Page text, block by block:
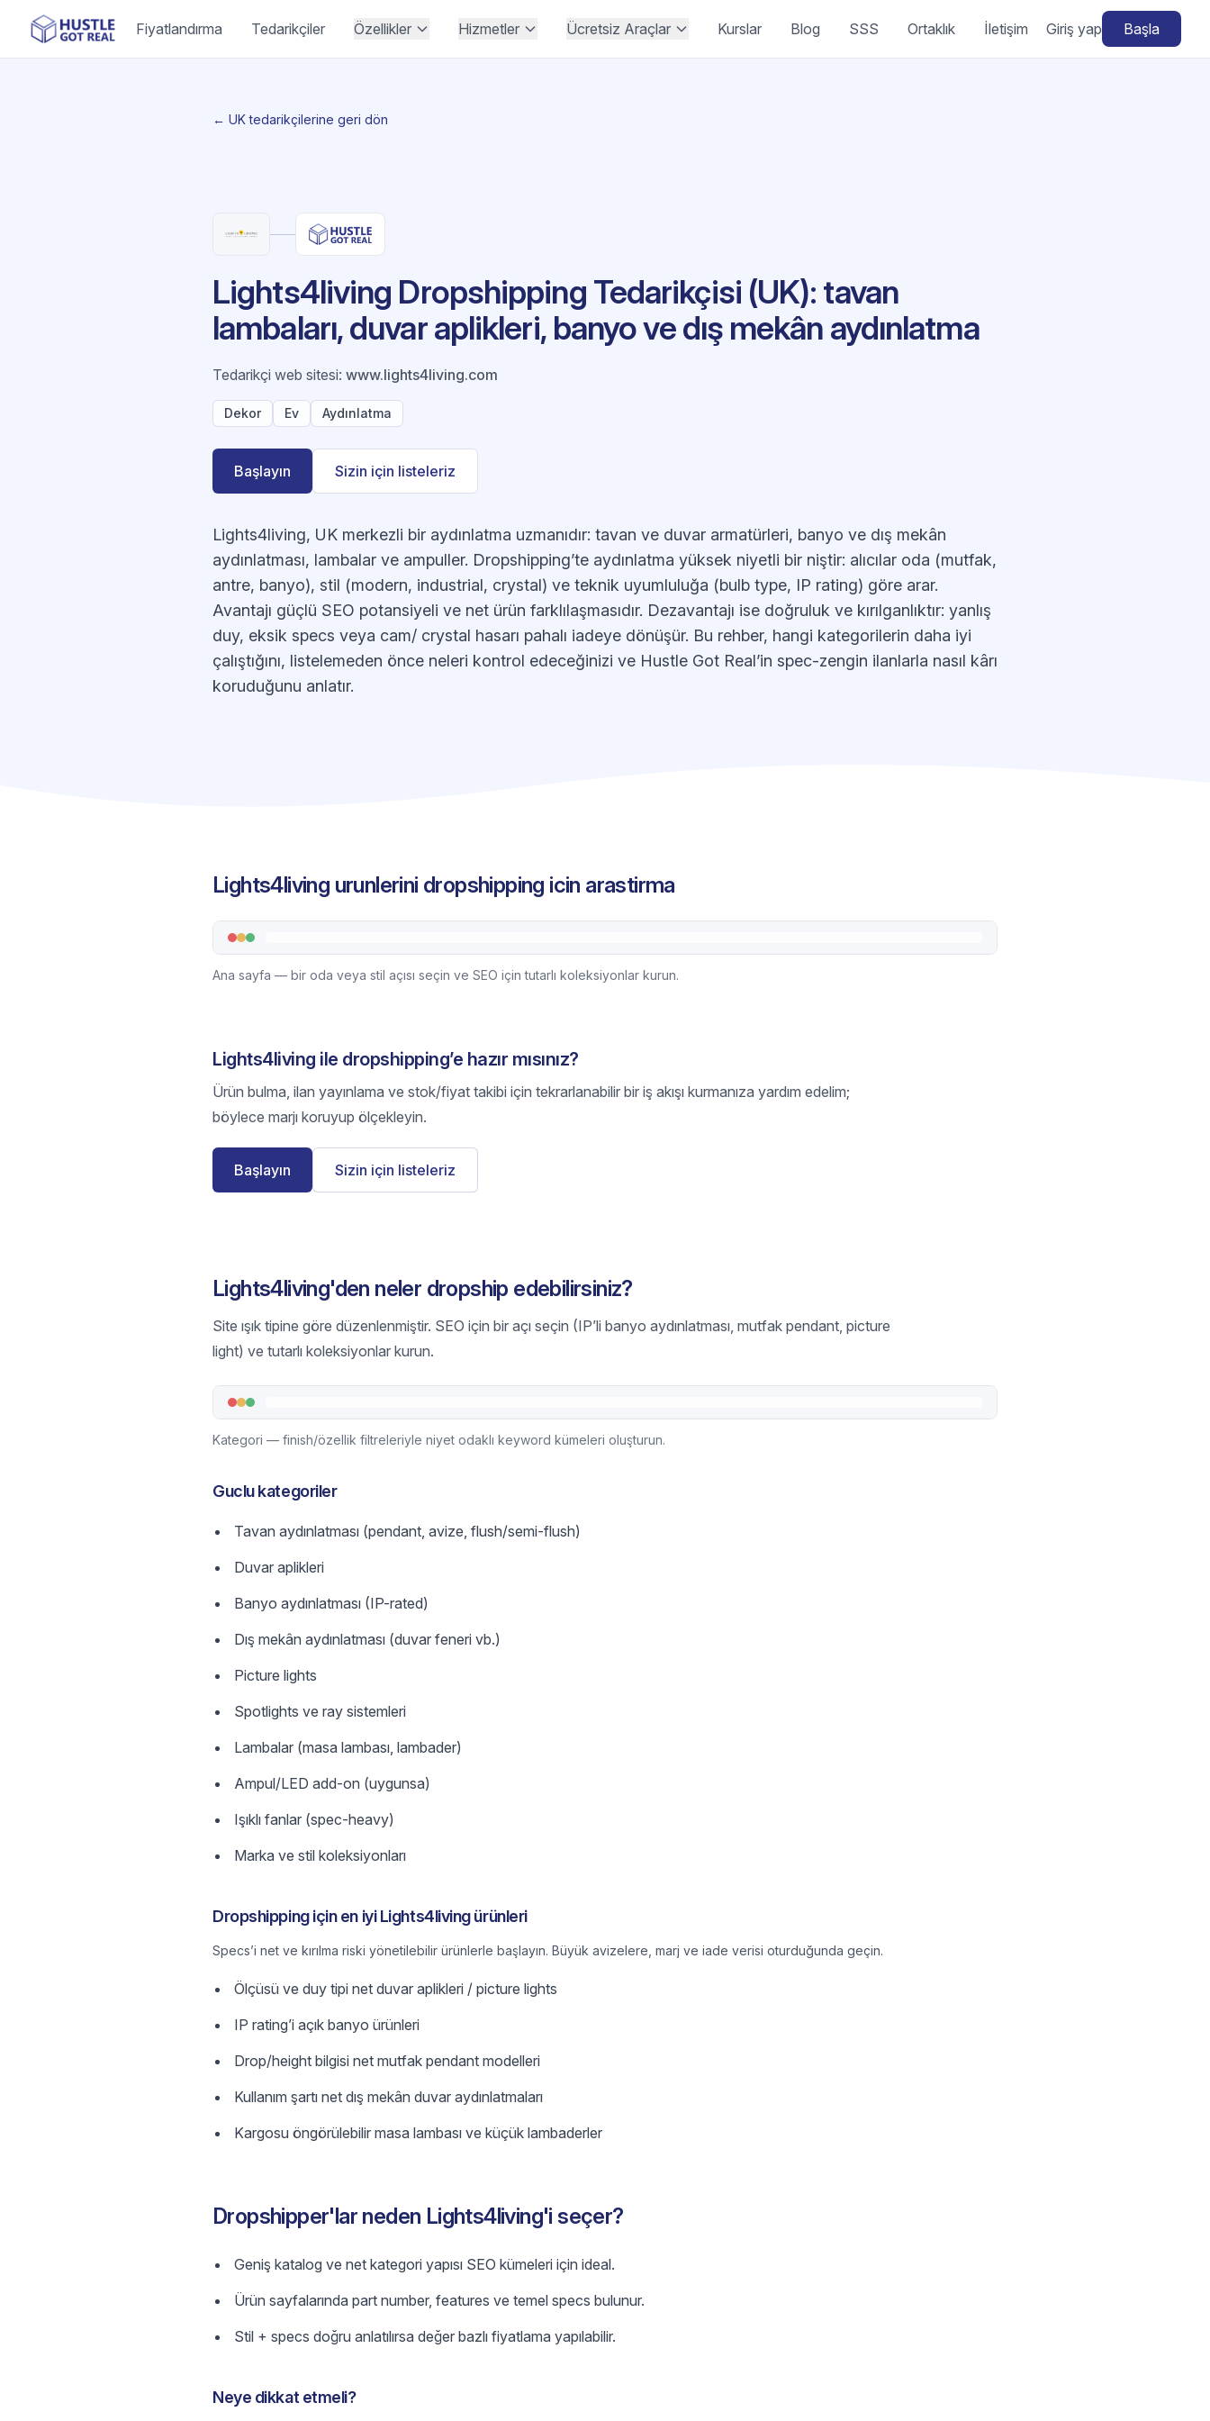
Fiyatlandırma Tedarikçiler Özellikler Hizmetler Ücretsiz Araçlar Kurslar Blog SSS Ortaklık İletişim Giriş yap Başla
← UK tedarikçilerine geri dön
Lights4living Dropshipping Tedarikçisi (UK): tavan
lambaları, duvar aplikleri, banyo ve dış mekân aydınlatma
Tedarikçi web sitesi: www.lights4living.com
Dekor Ev Aydınlatma
Başlayın Sizin için listeleriz
Lights4living, UK merkezli bir aydınlatma uzmanıdır: tavan ve duvar armatürleri, banyo ve dış mekân
aydınlatması, lambalar ve ampuller. Dropshipping’te aydınlatma yüksek niyetli bir niştir: alıcılar oda (mutfak,
antre, banyo), stil (modern, industrial, crystal) ve teknik uyumluluğa (bulb type, IP rating) göre arar.
Avantajı güçlü SEO potansiyeli ve net ürün farklılaşmasıdır. Dezavantajı ise doğruluk ve kırılganlıktır: yanlış
duy, eksik specs veya cam/ crystal hasarı pahalı iadeye dönüşür. Bu rehber, hangi kategorilerin daha iyi
çalıştığını, listelemeden önce neleri kontrol edeceğinizi ve Hustle Got Real’in spec-zengin ilanlarla nasıl kârı
koruduğunu anlatır.
Lights4living urunlerini dropshipping icin arastirma
Ana sayfa — bir oda veya stil açısı seçin ve SEO için tutarlı koleksiyonlar kurun.
Lights4living ile dropshipping’e hazır mısınız?
Ürün bulma, ilan yayınlama ve stok/fiyat takibi için tekrarlanabilir bir iş akışı kurmanıza yardım edelim;
böylece marjı koruyup ölçekleyin.
Başlayın Sizin için listeleriz
Lights4living'den neler dropship edebilirsiniz?
Site ışık tipine göre düzenlenmiştir. SEO için bir açı seçin (IP’li banyo aydınlatması, mutfak pendant, picture
light) ve tutarlı koleksiyonlar kurun.
Kategori — finish/özellik filtreleriyle niyet odaklı keyword kümeleri oluşturun.
Guclu kategoriler
Tavan aydınlatması (pendant, avize, flush/semi-flush)
Duvar aplikleri
Banyo aydınlatması (IP-rated)
Dış mekân aydınlatması (duvar feneri vb.)
Picture lights
Spotlights ve ray sistemleri
Lambalar (masa lambası, lambader)
Ampul/LED add-on (uygunsa)
Işıklı fanlar (spec-heavy)
Marka ve stil koleksiyonları
Dropshipping için en iyi Lights4living ürünleri
Specs’i net ve kırılma riski yönetilebilir ürünlerle başlayın. Büyük avizelere, marj ve iade verisi oturduğunda geçin.
Ölçüsü ve duy tipi net duvar aplikleri / picture lights
IP rating’i açık banyo ürünleri
Drop/height bilgisi net mutfak pendant modelleri
Kullanım şartı net dış mekân duvar aydınlatmaları
Kargosu öngörülebilir masa lambası ve küçük lambaderler
Dropshipper'lar neden Lights4living'i seçer?
Geniş katalog ve net kategori yapısı SEO kümeleri için ideal.
Ürün sayfalarında part number, features ve temel specs bulunur.
Stil + specs doğru anlatılırsa değer bazlı fiyatlama yapılabilir.
Neye dikkat etmeli?